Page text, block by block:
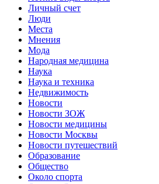
Личный счет
Люди
Места
Мнения
Мода
Народная медицина
Наука
Наука и техника
Недвижимость
Новости
Новости ЗОЖ
Новости медицины
Новости Москвы
Новости путешествий
Образование
Общество
Около спорта